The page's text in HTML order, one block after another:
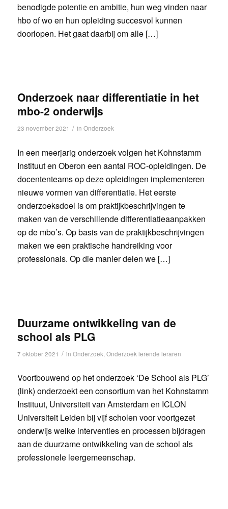
benodigde potentie en ambitie, hun weg vinden naar
hbo of wo en hun opleiding succesvol kunnen
doorlopen. Het gaat daarbij om alle […]
Onderzoek naar differentiatie in het
mbo-2 onderwijs
23 november 2021 / in Onderzoek
In een meerjarig onderzoek volgen het Kohnstamm
Instituut en Oberon een aantal ROC-opleidingen. De
docententeams op deze opleidingen implementeren
nieuwe vormen van differentiatie. Het eerste
onderzoeksdoel is om praktijkbeschrijvingen te
maken van de verschillende differentiatieaanpakken
op de mbo’s. Op basis van de praktijkbeschrijvingen
maken we een praktische handreiking voor
professionals. Op die manier delen we […]
Duurzame ontwikkeling van de
school als PLG
7 oktober 2021 / in Onderzoek Onderzoek lerende leraren
Voortbouwend op het onderzoek ‘De School als PLG’
(link) onderzoekt een consortium van het Kohnstamm
Instituut, Universiteit van Amsterdam en ICLON
Universiteit Leiden bij vijf scholen voor voortgezet
onderwijs welke interventies en processen bijdragen
aan de duurzame ontwikkeling van de school als
professionele leergemeenschap.